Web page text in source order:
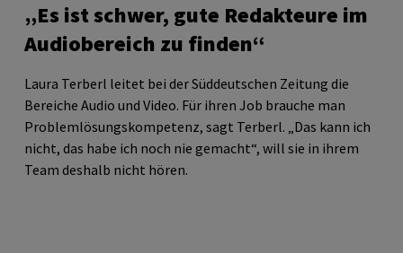
„Es ist schwer, gute Redakteure im
Audiobereich zu finden“
Laura Terberl leitet bei der Süddeutschen Zeitung die
Bereiche Audio und Video. Für ihren Job brauche man
Problemlösungskompetenz, sagt Terberl. „Das kann ich
nicht, das habe ich noch nie gemacht“, will sie in ihrem
Team deshalb nicht hören.